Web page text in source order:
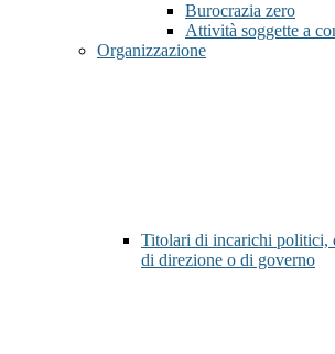
Burocrazia zero
Attività soggette a
Organizzazione
Titolari di incarichi politici,
di direzione o di governo